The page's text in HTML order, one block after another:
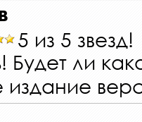
5 из 5 звезд!
ли